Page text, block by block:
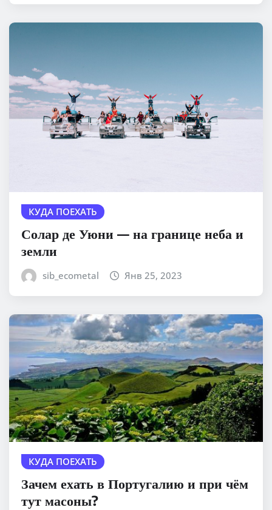
КУДА ПОЕХАТЬ
Солар де Уюни — на границе неба и
земли
sib_ecometal Янв 25, 2023
КУДА ПОЕХАТЬ
Зачем ехать в Португалию и при чём
тут масоны?